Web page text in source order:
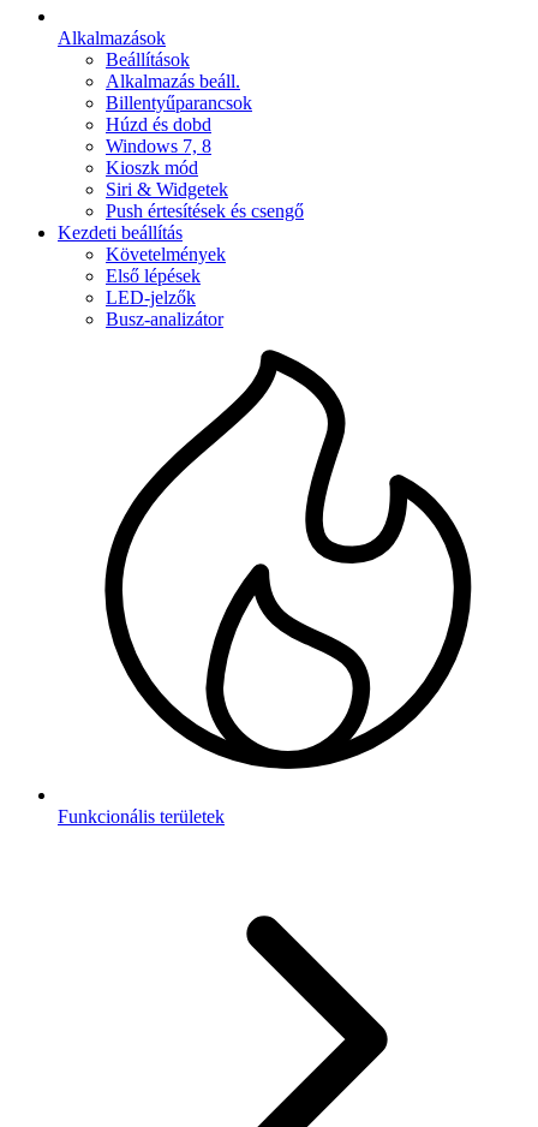
Alkalmazások
Beállítások
Alkalmazás beáll.
Billentyűparancsok
Húzd és dobd
Windows 7, 8
Kioszk mód
Siri & Widgetek
Push értesítések és csengő
Kezdeti beállítás
Követelmények
Első lépések
LED‑jelzők
Busz-analizátor
Funkcionális területek